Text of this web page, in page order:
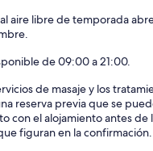
al aire libre de temporada
de 09:00 a 21:00.
de masaje y los
reserva previa que se
con el alojamiento antes de
figuran en la confirmación.